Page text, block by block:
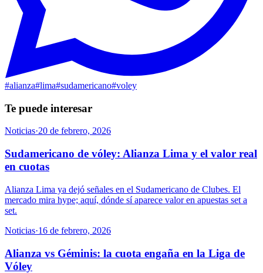
#alianza#lima#sudamericano#voley
Te puede interesar
Noticias·20 de febrero, 2026
Sudamericano de vóley: Alianza Lima y el valor real
en cuotas
Alianza Lima ya dejó señales en el Sudamericano de Clubes. El
mercado mira hype; aquí, dónde sí aparece valor en apuestas set a
set.
Noticias·16 de febrero, 2026
Alianza vs Géminis: la cuota engaña en la Liga de
Vóley